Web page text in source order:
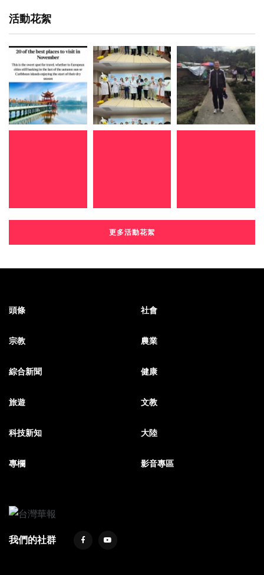
活動花絮
更多活動花絮
頭條 社會
宗教 農業
綜合新聞 健康
旅遊 文教
科技新知 大陸
專欄 影音專區
我們的社群